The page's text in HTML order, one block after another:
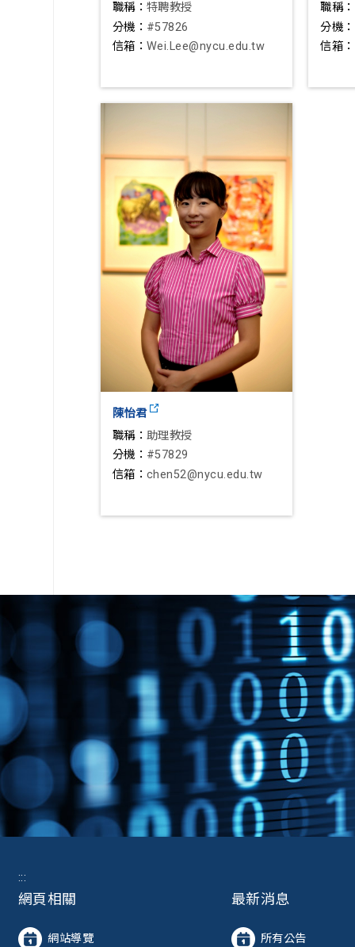
職稱：特聘教授
分機： #57826
信箱：Wei.Lee@nycu.edu.tw
職稱：
分機：
信箱：
陳怡君
職稱：助理教授
分機： #57829
信箱：chen52@nycu.edu.tw
:::
網頁相關
網站導覽
最新消息
所有公告